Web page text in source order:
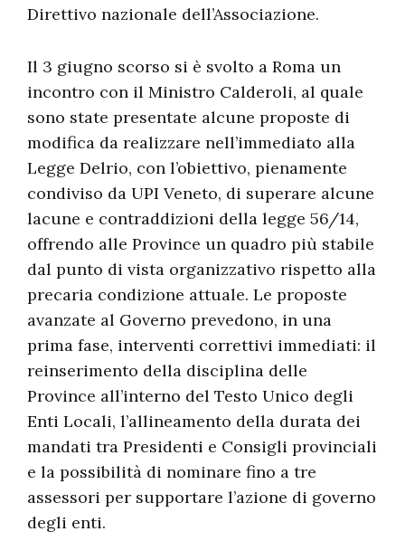
Direttivo nazionale dell’Associazione.
Il 3 giugno scorso si è svolto a Roma un
incontro con il Ministro Calderoli, al quale
sono state presentate alcune proposte di
modifica da realizzare nell’immediato alla
Legge Delrio, con l’obiettivo, pienamente
condiviso da UPI Veneto, di superare alcune
lacune e contraddizioni della legge 56/14,
offrendo alle Province un quadro più stabile
dal punto di vista organizzativo rispetto alla
precaria condizione attuale. Le proposte
avanzate al Governo prevedono, in una
prima fase, interventi correttivi immediati: il
reinserimento della disciplina delle
Province all’interno del Testo Unico degli
Enti Locali, l’allineamento della durata dei
mandati tra Presidenti e Consigli provinciali
e la possibilità di nominare fino a tre
assessori per supportare l’azione di governo
degli enti.